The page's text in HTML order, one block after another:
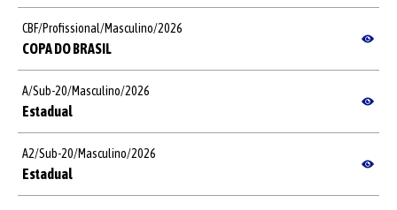
CBF/Profissional/Masculino/2026
COPA DO BRASIL
A/Sub-20/Masculino/2026
Estadual
A2/Sub-20/Masculino/2026
Estadual